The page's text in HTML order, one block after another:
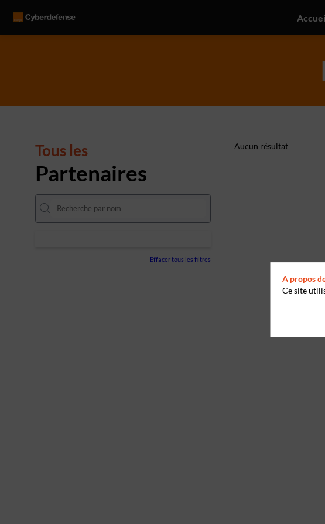
Tous les
Partenaires
Effacer tous les filtres
Aucun résultat
A propos
Ce site